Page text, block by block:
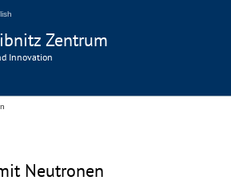
Zentrum
Innovation
Neutronen